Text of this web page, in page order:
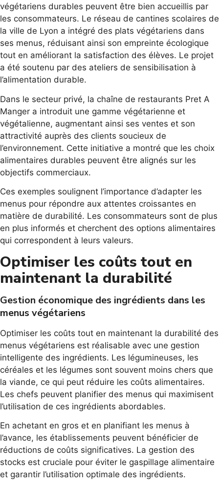
végétariens durables peuvent être bien accueillis par
les consommateurs. Le réseau de cantines scolaires de
la ville de Lyon a intégré des plats végétariens dans
ses menus, réduisant ainsi son empreinte écologique
tout en améliorant la satisfaction des élèves. Le projet
a été soutenu par des ateliers de sensibilisation à
l’alimentation durable.
Dans le secteur privé, la chaîne de restaurants Pret A
Manger a introduit une gamme végétarienne et
végétalienne, augmentant ainsi ses ventes et son
attractivité auprès des clients soucieux de
l’environnement. Cette initiative a montré que les choix
alimentaires durables peuvent être alignés sur les
objectifs commerciaux.
Ces exemples soulignent l’importance d’adapter les
menus pour répondre aux attentes croissantes en
matière de durabilité. Les consommateurs sont de plus
en plus informés et cherchent des options alimentaires
qui correspondent à leurs valeurs.
Optimiser les coûts tout en
maintenant la durabilité
Gestion économique des ingrédients dans les
menus végétariens
Optimiser les coûts tout en maintenant la durabilité des
menus végétariens est réalisable avec une gestion
intelligente des ingrédients. Les légumineuses, les
céréales et les légumes sont souvent moins chers que
la viande, ce qui peut réduire les coûts alimentaires.
Les chefs peuvent planifier des menus qui maximisent
l’utilisation de ces ingrédients abordables.
En achetant en gros et en planifiant les menus à
l’avance, les établissements peuvent bénéficier de
réductions de coûts significatives. La gestion des
stocks est cruciale pour éviter le gaspillage alimentaire
et garantir l’utilisation optimale des ingrédients.